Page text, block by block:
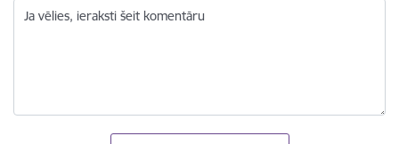
Ja vēlies, ieraksti šeit komentāru